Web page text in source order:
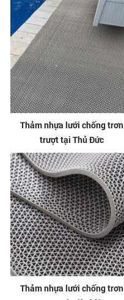
Thảm nhựa lưới chống trơn
trượt tại Thủ Đức
Thảm nhựa lưới chống trơn